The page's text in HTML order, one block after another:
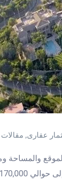
عقارى, مقالات
جنيه.